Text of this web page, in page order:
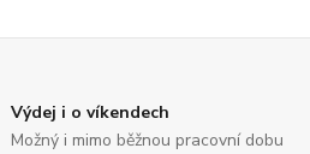
Výdej i o víkendech
Možný i mimo běžnou pracovní dobu